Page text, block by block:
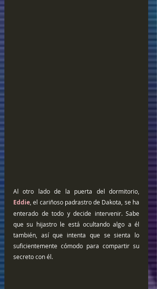
Eddie , el cariñoso padrastro de Dakota, se ha
enterado de todo y decide intervenir. Sabe
que su hijastro le está ocultando algo a él
también, así que intenta que se sienta lo
suficientemente cómodo para compartir su
secreto con él.